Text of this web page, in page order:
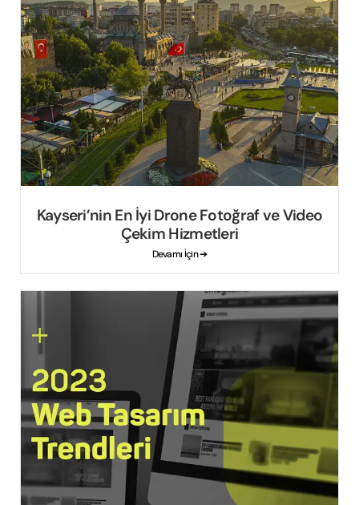
Kayseri’nin En İyi Drone Fotoğraf ve Video
Çekim Hizmetleri
Devamı İçin ➔